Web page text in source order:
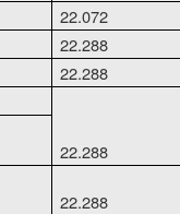
22.072
22.288
22.288
22.288
22.288